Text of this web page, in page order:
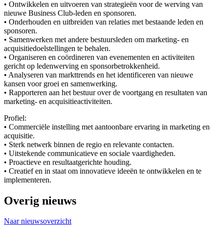
• Ontwikkelen en uitvoeren van strategieën voor de werving van
nieuwe Business Club-leden en sponsoren.
• Onderhouden en uitbreiden van relaties met bestaande leden en
sponsoren.
• Samenwerken met andere bestuursleden om marketing- en
acquisitiedoelstellingen te behalen.
• Organiseren en coördineren van evenementen en activiteiten
gericht op ledenwerving en sponsorbetrokkenheid.
• Analyseren van markttrends en het identificeren van nieuwe
kansen voor groei en samenwerking.
• Rapporteren aan het bestuur over de voortgang en resultaten van
marketing- en acquisitieactiviteiten.
Profiel:
• Commerciële instelling met aantoonbare ervaring in marketing en
acquisitie.
• Sterk netwerk binnen de regio en relevante contacten.
• Uitstekende communicatieve en sociale vaardigheden.
• Proactieve en resultaatgerichte houding.
• Creatief en in staat om innovatieve ideeën te ontwikkelen en te
implementeren.
Overig nieuws
Naar nieuwsoverzicht